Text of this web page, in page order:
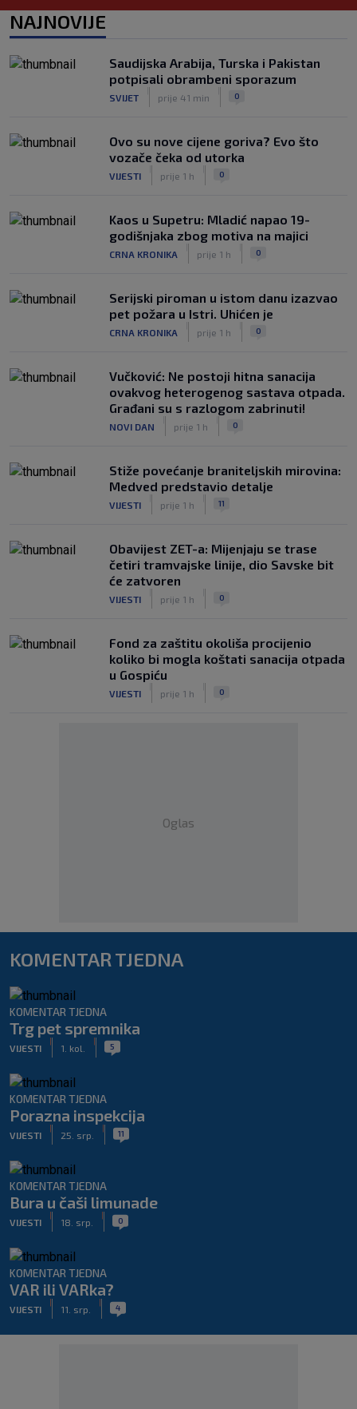
otvaranju Ramljakova turnira
SK
|
prije 4 h
Trener Žalgirisa ne odustaje: ‘Vidi se
iznenaditi na Poljudu’
SK
|
prije 4 h
NAJNOVIJE
Saudijska Arabija, Turska i Pakistan
potpisali obrambeni sporazum
SVIJET prije 41 min 0
Ovo su nove cijene goriva? Evo što
vozače čeka od utorka
VIJESTI prije 1 h 0
Kaos u Supetru: Mladić napao 19-
godišnjaka zbog motiva na majici
CRNA KRONIKA prije 1 h 0
Serijski piroman u istom danu izazvao
pet požara u Istri. Uhićen je
CRNA KRONIKA prije 1 h 0
Vučković: Ne postoji hitna sanacija
ovakvog heterogenog sastava otpada.
Građani su s razlogom zabrinuti!
NOVI DAN prije 1 h 0
Stiže povećanje braniteljskih mirovina:
Medved predstavio detalje
VIJESTI prije 1 h 11
Obavijest ZET-a: Mijenjaju se trase
četiri tramvajske linije, dio Savske bit
će zatvoren
VIJESTI prije 1 h 0
Fond za zaštitu okoliša procijenio
koliko bi mogla koštati sanacija otpada
u Gospiću
VIJESTI prije 1 h 0
Oglas
KOMENTAR TJEDNA
KOMENTAR TJEDNA
Trg pet spremnika
VIJESTI 1. kol. 5
KOMENTAR TJEDNA
Porazna inspekcija
VIJESTI 25. srp. 11
KOMENTAR TJEDNA
Bura u čaši limunade
VIJESTI 18. srp. 0
KOMENTAR TJEDNA
VAR ili VARka?
VIJESTI 11. srp. 4